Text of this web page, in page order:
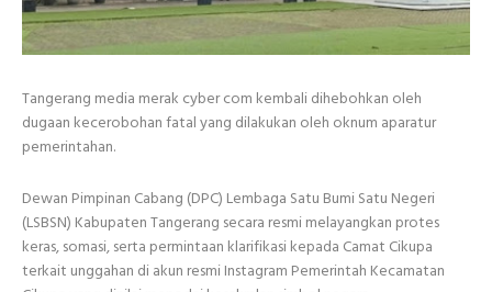
Tangerang media merak cyber com kembali dihebohkan oleh
dugaan kecerobohan fatal yang dilakukan oleh oknum aparatur
pemerintahan.
Dewan Pimpinan Cabang (DPC) Lembaga Satu Bumi Satu Negeri
(LSBSN) Kabupaten Tangerang secara resmi melayangkan protes
keras, somasi, serta permintaan klarifikasi kepada Camat Cikupa
terkait unggahan di akun resmi Instagram Pemerintah Kecamatan